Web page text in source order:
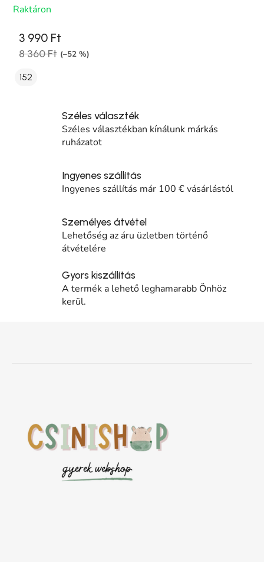
Raktáron
3 990 Ft
8 360 Ft (–52 %)
152
Széles választék
Széles választékban kínálunk márkás
ruházatot
Ingyenes szállítás
Ingyenes szállítás már 100 € vásárlástól
Személyes átvétel
Lehetőség az áru üzletben történő
átvételére
Gyors kiszállítás
A termék a lehető leghamarabb Önhöz
kerül.